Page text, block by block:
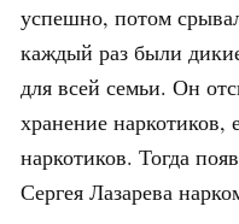
успешно, потом
каждый раз были
для всей семьи. Он
хранение наркотиков,
наркотиков. Тогда
Сергея Лазарева